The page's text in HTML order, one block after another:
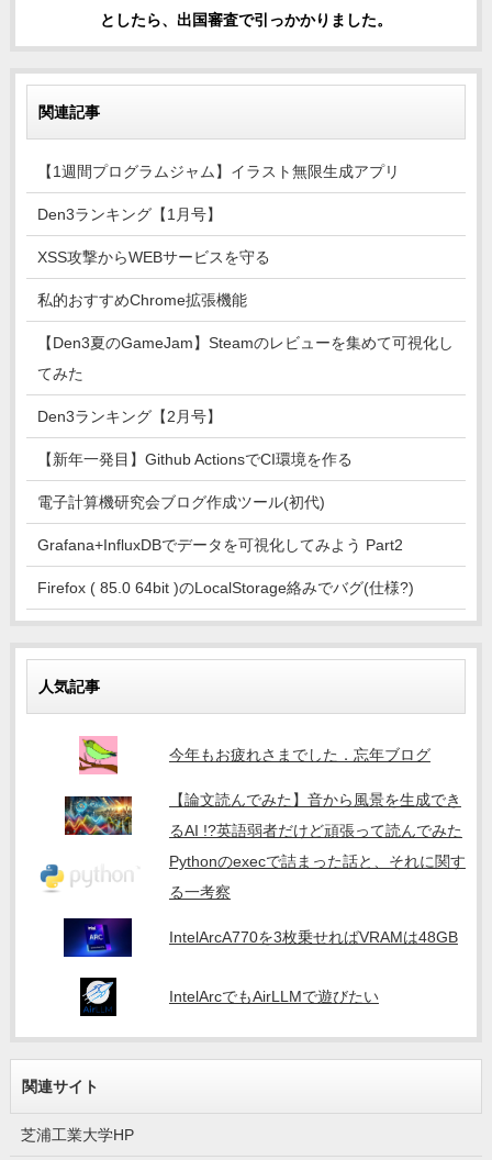
としたら、出国審査で引っかかりました。
関連記事
【1週間プログラムジャム】イラスト無限生成アプリ
Den3ランキング【1月号】
XSS攻撃からWEBサービスを守る
私的おすすめChrome拡張機能
【Den3夏のGameJam】Steamのレビューを集めて可視化し
てみた
Den3ランキング【2月号】
【新年一発目】Github ActionsでCI環境を作る
電子計算機研究会ブログ作成ツール(初代)
Grafana+InfluxDBでデータを可視化してみよう Part2
Firefox ( 85.0 64bit )のLocalStorage絡みでバグ(仕様?)
人気記事
今年もお疲れさまでした．忘年ブログ
【論文読んでみた】音から風景を生成でき
るAI !?英語弱者だけど頑張って読んでみた
Pythonのexecで詰まった話と、それに関す
る一考察
IntelArcA770を3枚乗せればVRAMは48GB
IntelArcでもAirLLMで遊びたい
関連サイト
芝浦工業大学HP